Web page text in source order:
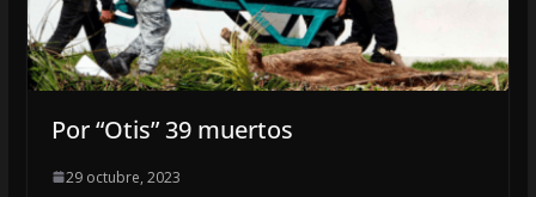
Por “Otis” 39 muertos
29 octubre, 2023